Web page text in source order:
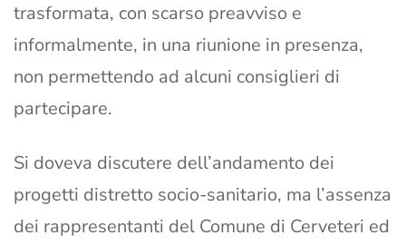
trasformata, con scarso preavviso e
informalmente, in una riunione in presenza,
non permettendo ad alcuni consiglieri di
partecipare.
Si doveva discutere dell’andamento dei
progetti distretto socio-sanitario, ma l’assenza
dei rappresentanti del Comune di Cerveteri ed